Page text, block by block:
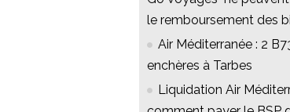
le remboursement des
Air Méditerranée : 2
enchères à Tarbes
Liquidation Air